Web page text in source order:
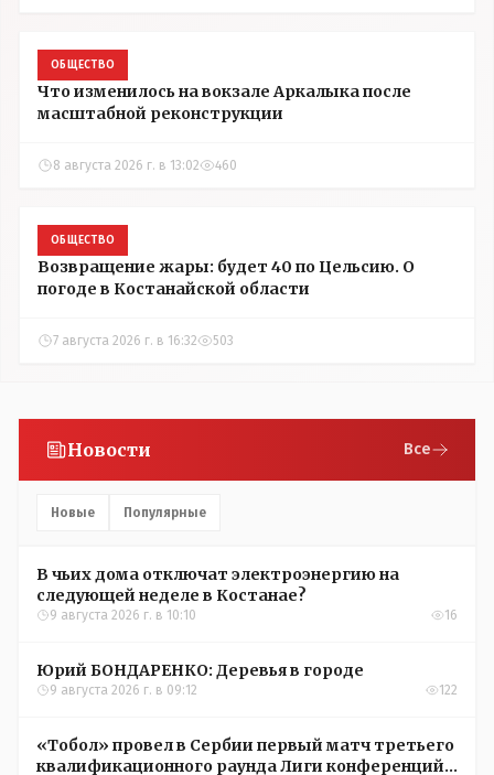
ОБЩЕСТВО
Что изменилось на вокзале Аркалыка после
масштабной реконструкции
8 августа 2026 г. в 13:02 460
ОБЩЕСТВО
Возвращение жары: будет 40 по Цельсию. О
погоде в Костанайской области
7 августа 2026 г. в 16:32 503
Новости Все
Новые Популярные
В чьих дома отключат электроэнергию на
следующей неделе в Костанае?
9 августа 2026 г. в 10:10 16
Юрий БОНДАРЕНКО: Деревья в городе
9 августа 2026 г. в 09:12 122
«Тобол» провел в Сербии первый матч третьего
квалификационного раунда Лиги конференций